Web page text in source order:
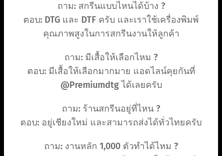
ถาม: สกรีนแบบไหนได้บ้าง ?
ตอบ: DTG และ DTF ครับ และเราใช้เครื่องพิมพ์
คุณภาพสูงในการสกรีนงานให้ลูกค้า
ถาม: มีเสื้อให้เลือกไหม ?
ตอบ: มีเสื้อให้เลือกมากมาย แอดไลน์คุยกันที่
@Premiumdtg ได้เลยครับ
ถาม: ร้านสกรีนอยู่ที่ไหน ?
ตอบ: อยู่เชียงใหม่ และสามารถส่งได้ทั่วไทยครับ
ถาม: งานหลัก 1,000 ตัวทำได้ไหม ?